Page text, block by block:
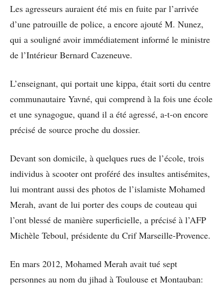
Les agresseurs auraient été mis en fuite par l’arrivée
d’une patrouille de police, a encore ajouté M. Nunez,
qui a souligné avoir immédiatement informé le ministre
de l’Intérieur Bernard Cazeneuve.
L’enseignant, qui portait une kippa, était sorti du centre
communautaire Yavné, qui comprend à la fois une école
et une synagogue, quand il a été agressé, a-t-on encore
précisé de source proche du dossier.
Devant son domicile, à quelques rues de l’école, trois
individus à scooter ont proféré des insultes antisémites,
lui montrant aussi des photos de l’islamiste Mohamed
Merah, avant de lui porter des coups de couteau qui
l’ont blessé de manière superficielle, a précisé à l’AFP
Michèle Teboul, présidente du Crif Marseille-Provence.
En mars 2012, Mohamed Merah avait tué sept
personnes au nom du jihad à Toulouse et Montauban: